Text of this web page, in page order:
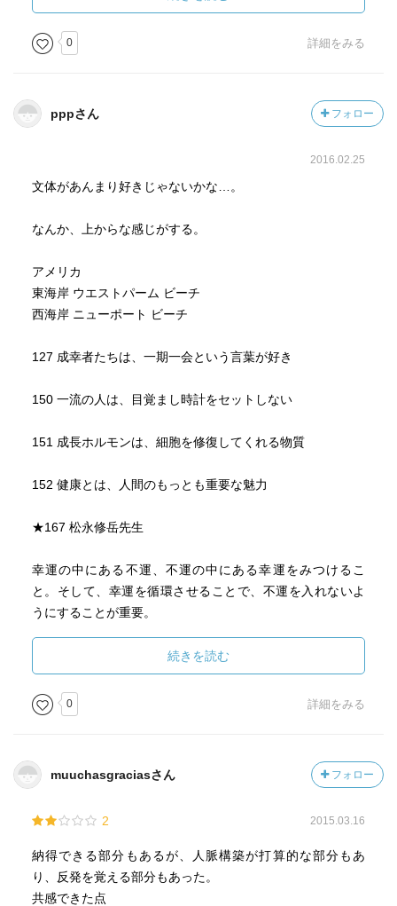
２．自分をごまかさない（ごまかすと運は落ちる） ３．貸
しを作っておく（借りが多いと運は落ちる） ４．あきらめ
のいい人（しつこい人は嫌われる） ５．変化を好む人（運
する人は運が下がる） ７．感謝・感動・感激をする人
１．社交性があり、人脈が広い ２．インスピレーションが
よく働く ３．チャンスをつかむ勇気と決断力がある ４．変
悪いことが起きてもいいように準備している 幸運の女神
には良い人との縁を大切にしなければならないのです。
にならなくてはいけない。
0 詳細をみる
pppさん フォロー
2016.02.25
文体があんまり好きじゃないかな…。
なんか、上からな感じがする。
アメリカ
東海岸 ウエストパーム ビーチ
西海岸 ニューポート ビーチ
127 成幸者たちは、一期一会という言葉が好き
150 一流の人は、目覚まし時計をセットしない
151 成長ホルモンは、細胞を修復してくれる物質
152 健康とは、人間のもっとも重要な魅力
★167 松永修岳先生
幸運の中にある不運、不運の中にある幸運をみつけるこ
と。そして、幸運を循環させることで、不運を入れないよ
うにすることが重要。
そのためには、活動的な生活を送る。
なぜなら、人間の活動力と所得は比例するから。
付き合う人を変えずして、未来を変えることはできない
社交性があり、人脈が広い
インスピレーションがよく働く
続きを読む
0 詳細をみる
muuchasgraciasさん フォロー
2 2015.03.16
納得できる部分もあるが、人脈構築が打算的な部分もあ
り、反発を覚える部分もあった。
共感できた点